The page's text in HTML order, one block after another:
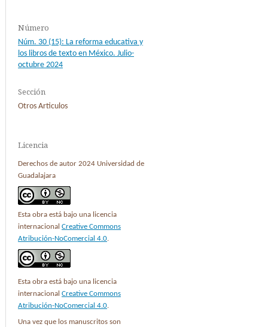
Número
Núm. 30 (15): La reforma educativa y
los libros de texto en México. Julio-
octubre 2024
Sección
Otros Articulos
Licencia
Derechos de autor 2024 Universidad de
Guadalajara
Esta obra está bajo una licencia
internacional Creative Commons
Atribución-NoComercial 4.0.
Esta obra está bajo una licencia
internacional Creative Commons
Atribución-NoComercial 4.0.
Una vez que los manuscritos son